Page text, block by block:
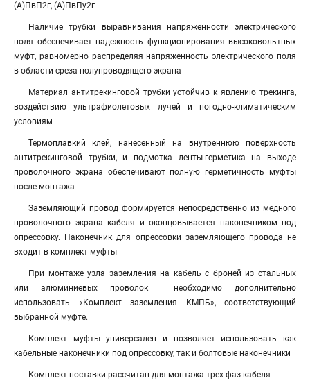
(А)ПвП2г, (А)ПвПу2г
Наличие трубки выравнивания напряженности электрического
поля обеспечивает надежность функционирования высоковольтных
муфт, равномерно распределяя напряженность электрического поля
в области среза полупроводящего экрана
Материал антитрекинговой трубки устойчив к явлению трекинга,
воздействию ультрафиолетовых лучей и погодно-климатическим
условиям
Термоплавкий клей, нанесенный на внутреннюю поверхность
антитрекинговой трубки, и подмотка ленты-герметика на выходе
проволочного экрана обеспечивают полную герметичность муфты
после монтажа
Заземляющий провод формируется непосредственно из медного
проволочного экрана кабеля и оконцовывается наконечником под
опрессовку. Наконечник для опрессовки заземляющего провода не
входит в комплект муфты
При монтаже узла заземления на кабель с броней из стальных
или алюминиевых проволок необходимо дополнительно
использовать «Комплект заземления КМПБ», соответствующий
выбранной муфте.
Комплект муфты универсален и позволяет использовать как
кабельные наконечники под опрессовку, так и болтовые наконечники
Комплект поставки рассчитан для монтажа трех фаз кабеля